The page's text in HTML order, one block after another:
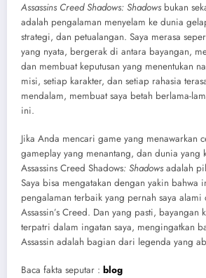
Assassins Creed Shadows: Shadows bukan
adalah pengalaman menyelam ke dunia
strategi, dan petualangan. Saya merasa
yang nyata, bergerak di antara bayangan,
dan membuat keputusan yang menentukan
misi, setiap karakter, dan setiap rahasia
mendalam, membuat saya betah berlama-
ini.
Jika Anda mencari game yang menawarkan
gameplay yang menantang, dan dunia yang
Assassins Creed Shadows: Shadows adalah
Saya bisa mengatakan dengan yakin bahwa
pengalaman terbaik yang pernah saya alami
Assassin’s Creed. Dan yang pasti, bayangan
terpatri dalam ingatan saya, mengingatkan
Assassin adalah bagian dari legenda yang
Baca fakta seputar : blog